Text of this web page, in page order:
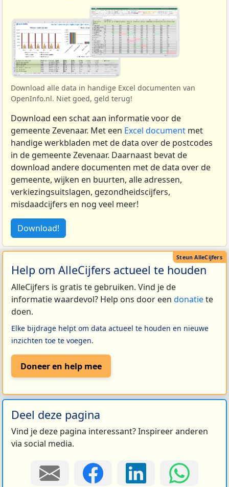
Download alle data in handige Excel documenten van
OpenInfo.nl. Niet goed, geld terug!
Download een schat aan informatie voor de
gemeente Zevenaar. Met een Excel document met
handige werkbladen met de data over de postcodes
in de gemeente Zevenaar. Daarnaast bevat de
download andere documenten met de data over de
gemeente, wijken en buurten, alle adressen,
verkiezingsuitslagen, gezondheidscijfers,
misdaadcijfers en nog veel meer!
Download!
Help om AlleCijfers actueel te houden
AlleCijfers is gratis te gebruiken. Vind je de
informatie waardevol? Help ons door een donatiete
doen.
Elke bijdrage helpt om data actueel te houden en nieuwe
inzichten toe te voegen.
Doneer en help mee
Deel deze pagina
Vind je deze pagina interessant? Inspireer anderen
via social media.